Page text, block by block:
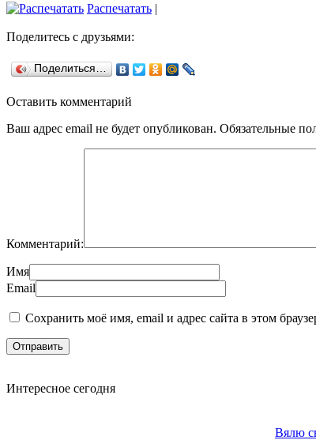
Распечатать |
Поделитесь с друзьями:
Поделиться…
Оставить комментарий
Ваш адрес email не будет опубликован. Обязательные
Комментарий:
Имя
Email
Сохранить моё имя, email и адрес сайта в этом
Интересное сегодня
Вялю